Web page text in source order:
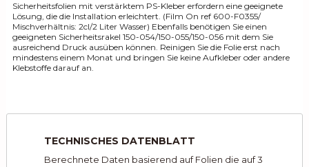
Sicherheitsfolien mit verstärktem PS-Kleber erfordern eine geeignete
Lösung, die die Installation erleichtert. (Film On ref 600-F0355/
Mischverhältnis: 2cl/2 Liter Wasser) Ebenfalls benötigen Sie einen
geeigneten Sicherheitsrakel 150-054/150-055/150-056 mit dem Sie
ausreichend Druck ausüben können. Reinigen Sie die Folie erst nach
mindestens einem Monat und bringen Sie keine Aufkleber oder andere
Klebstoffe darauf an.
TECHNISCHES DATENBLATT
Berechnete Daten basierend auf Folien die auf 3